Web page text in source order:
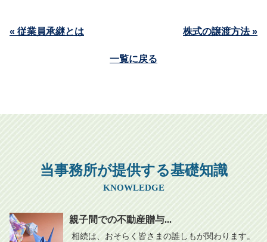
« 従業員承継とは 株式の譲渡方法 »
一覧に戻る
当事務所が提供する基礎知識
KNOWLEDGE
親子間での不動産贈与...
相続は、おそらく皆さまの誰しもが関わります。